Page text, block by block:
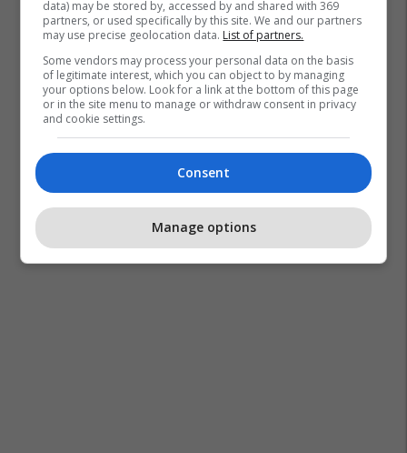
data) may be stored by, accessed by and shared with 369
partners, or used specifically by this site. We and our partners
may use precise geolocation data. List of partners.
Some vendors may process your personal data on the basis
of legitimate interest, which you can object to by managing
your options below. Look for a link at the bottom of this page
or in the site menu to manage or withdraw consent in privacy
and cookie settings.
Consent
Manage options